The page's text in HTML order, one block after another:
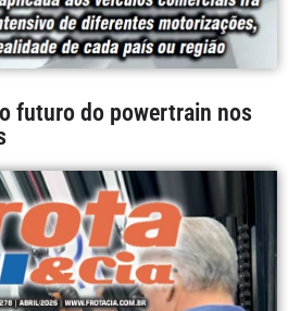
futuro do powertrain nos